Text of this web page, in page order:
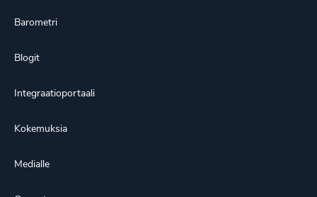
Barometri
Blogit
Integraatioportaali
Kokemuksia
Medialle